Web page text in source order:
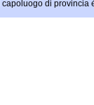
Il capoluogo di provincia